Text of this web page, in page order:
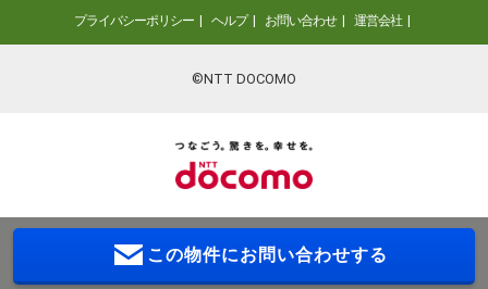
プライバシーポリシー ヘルプ お問い合わせ 運営会社
©NTT DOCOMO
この物件にお問い合わせする